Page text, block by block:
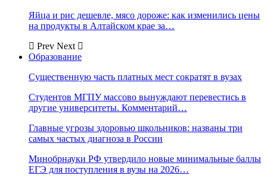
Яйца и рис дешевле, мясо дороже: как изменились цены
на продукты в Алтайском крае за…
Prev Next
Образование
Существенную часть платных мест сократят в вузах
Студентов МГПУ массово вынуждают перевестись в
другие университеты. Комментарий…
Главные угрозы здоровью школьников: названы три
самых частых диагноза в России
Минобрнауки РФ утвердило новые минимальные баллы
ЕГЭ для поступления в вузы на 2026…